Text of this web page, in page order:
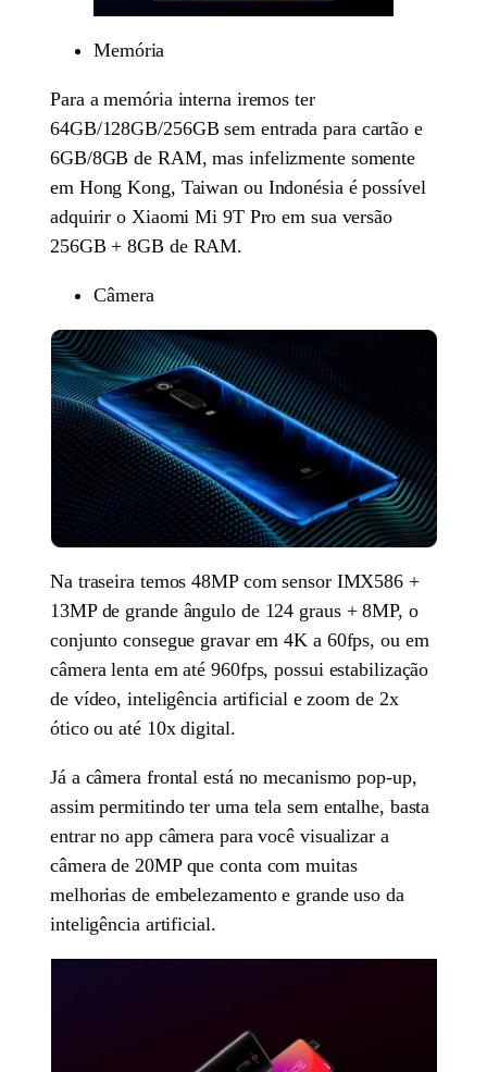
Memória
Para a memória interna iremos ter
64GB/128GB/256GB sem entrada para cartão e
6GB/8GB de RAM, mas infelizmente somente
em Hong Kong, Taiwan ou Indonésia é possível
adquirir o Xiaomi Mi 9T Pro em sua versão
256GB + 8GB de RAM.
Câmera
Na traseira temos 48MP com sensor IMX586 +
13MP de grande ângulo de 124 graus + 8MP, o
conjunto consegue gravar em 4K a 60fps, ou em
câmera lenta em até 960fps, possui estabilização
de vídeo, inteligência artificial e zoom de 2x
ótico ou até 10x digital.
Já a câmera frontal está no mecanismo pop-up,
assim permitindo ter uma tela sem entalhe, basta
entrar no app câmera para você visualizar a
câmera de 20MP que conta com muitas
melhorias de embelezamento e grande uso da
inteligência artificial.